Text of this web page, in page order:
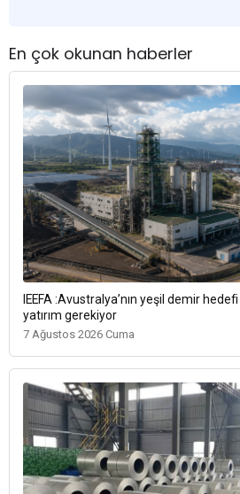
En çok okunan haberler
IEEFA :Avustralya’nın yeşil demir
yatırım gerekiyor
7 Ağustos 2026 Cuma